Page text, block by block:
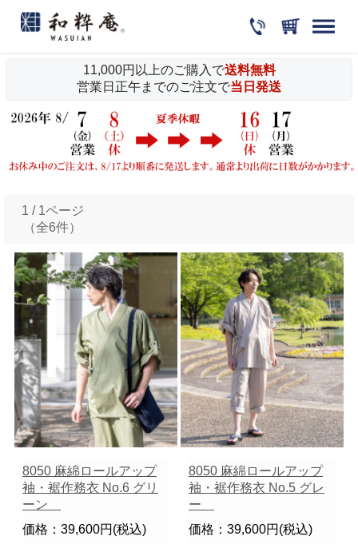
11,000円以上のご購入で送料無料
営業日正午までのご注文で当日発送
1 / 1ページ
（全6件）
8050 麻綿ロールアップ
袖・裾作務衣 No.6 グリ
ーン
価格：39,600円(税込)
8050 麻綿ロールアップ
袖・裾作務衣 No.5 グレ
ー
価格：39,600円(税込)